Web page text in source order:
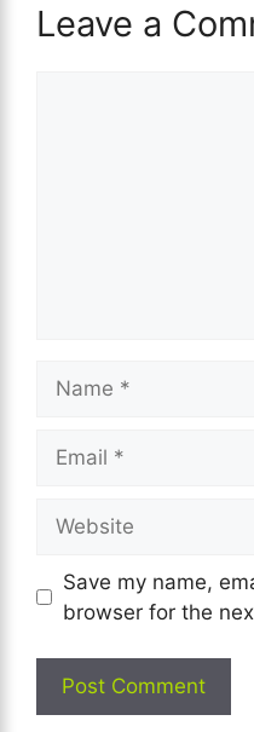
Leave a
Save my name,
browser for the